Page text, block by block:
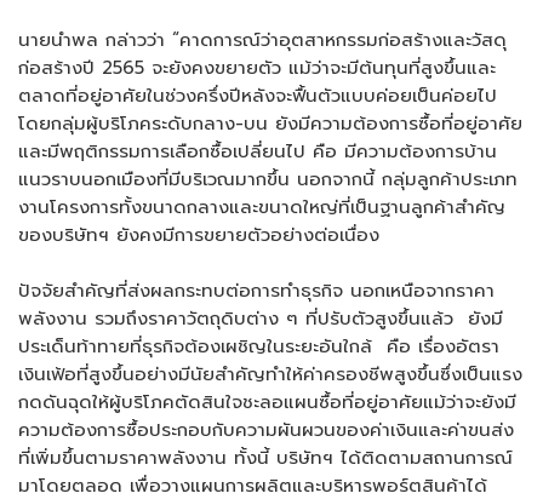
นายนำพล กล่าวว่า “คาดการณ์ว่าอุตสาหกรรมก่อสร้างและวัสดุ
ก่อสร้างปี 2565 จะยังคงขยายตัว แม้ว่าจะมีต้นทุนที่สูงขึ้นและ
ตลาดที่อยู่อาศัยในช่วงครึ่งปีหลังจะฟื้นตัวแบบค่อยเป็นค่อยไป
โดยกลุ่มผู้บริโภคระดับกลาง-บน ยังมีความต้องการซื้อที่อยู่อาศัย
และมีพฤติกรรมการเลือกซื้อเปลี่ยนไป คือ มีความต้องการบ้าน
แนวราบนอกเมืองที่มีบริเวณมากขึ้น นอกจากนี้ กลุ่มลูกค้าประเภท
งานโครงการทั้งขนาดกลางและขนาดใหญ่ที่เป็นฐานลูกค้าสำคัญ
ของบริษัทฯ ยังคงมีการขยายตัวอย่างต่อเนื่อง
ปัจจัยสำคัญที่ส่งผลกระทบต่อการทำธุรกิจ นอกเหนือจากราคา
พลังงาน รวมถึงราคาวัตถุดิบต่าง ๆ ที่ปรับตัวสูงขึ้นแล้ว ยังมี
ประเด็นท้าทายที่ธุรกิจต้องเผชิญในระยะอันใกล้ คือ เรื่องอัตรา
เงินเฟ้อที่สูงขึ้นอย่างมีนัยสำคัญทำให้ค่าครองชีพสูงขึ้นซึ่งเป็นแรง
กดดันฉุดให้ผู้บริโภคตัดสินใจชะลอแผนซื้อที่อยู่อาศัยแม้ว่าจะยังมี
ความต้องการซื้อประกอบกับความผันผวนของค่าเงินและค่าขนส่ง
ที่เพิ่มขึ้นตามราคาพลังงาน ทั้งนี้ บริษัทฯ ได้ติดตามสถานการณ์
มาโดยตลอด เพื่อวางแผนการผลิตและบริหารพอร์ตสินค้าได้